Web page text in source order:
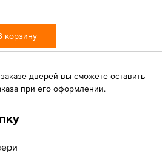
корзину
дверей вы сможете оставить
при его оформлении.